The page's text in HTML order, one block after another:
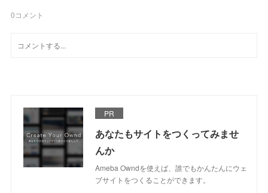
0コメント
PR
あなたもサイトをつくってみませ
んか
Ameba Owndを使えば、誰でもかんたんにウェ
ブサイトをつくることができます。